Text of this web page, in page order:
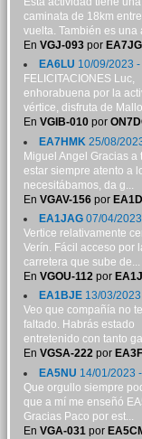
caminata de 18km
vuelta. También es una
En VGJ-093por
EA6LU 10/09/2023
FELICITACIONES Luc,
enhorabuena por la
vértice, disfruta de
En VGIB-010por
EA7HMK 25/08/
Miguel Angel Gracias a
estar siempre atento a
necesitábamos, da g...
En VGAV-156por
EA1JAG07/04/
Vertice relativamente
Verín. Fácil acceso por
carretera que sube de...
En VGOU-112por
EA1BJE13/03/2023
Veo que compañía no
faltado. Habrás estado
entretenido con tanto
En VGSA-222por
EA5NU 14/01/2023
Que orgullo siempre
que a mí me enseñó
Gracias Paco por est...
En VGA-031 por